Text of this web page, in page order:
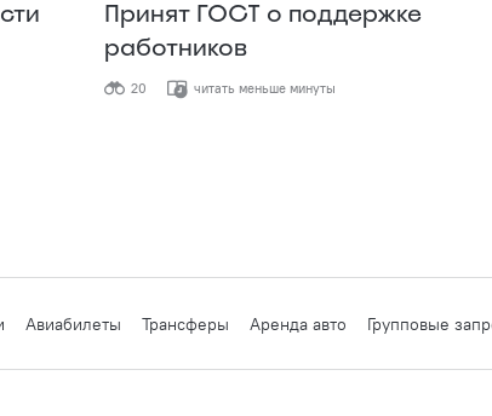
Принят ГОСТ о поддержке
работников
20 читать меньше минуты
Авиабилеты Трансферы Аренда авто Групповые